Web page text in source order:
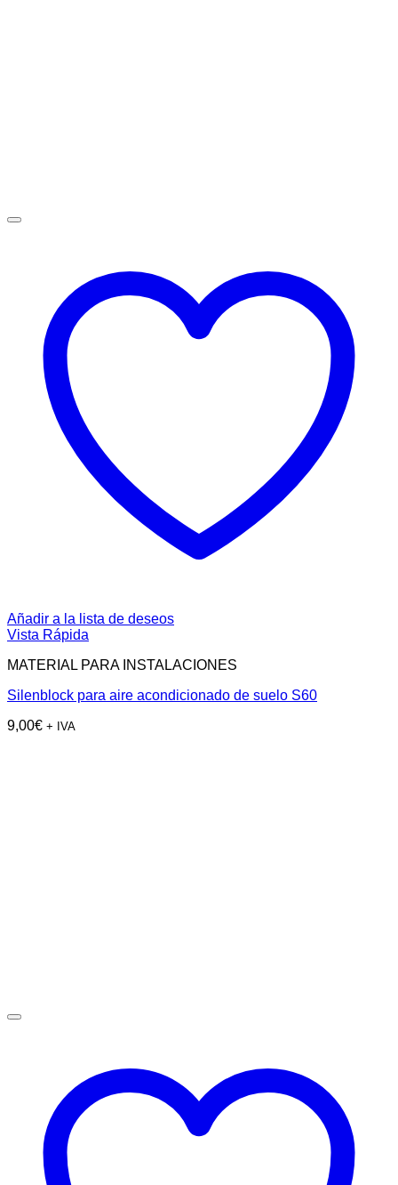
Añadir a la lista de deseos
Vista Rápida
MATERIAL PARA INSTALACIONES
Silenblock para aire acondicionado de suelo S60
9,00€ + IVA